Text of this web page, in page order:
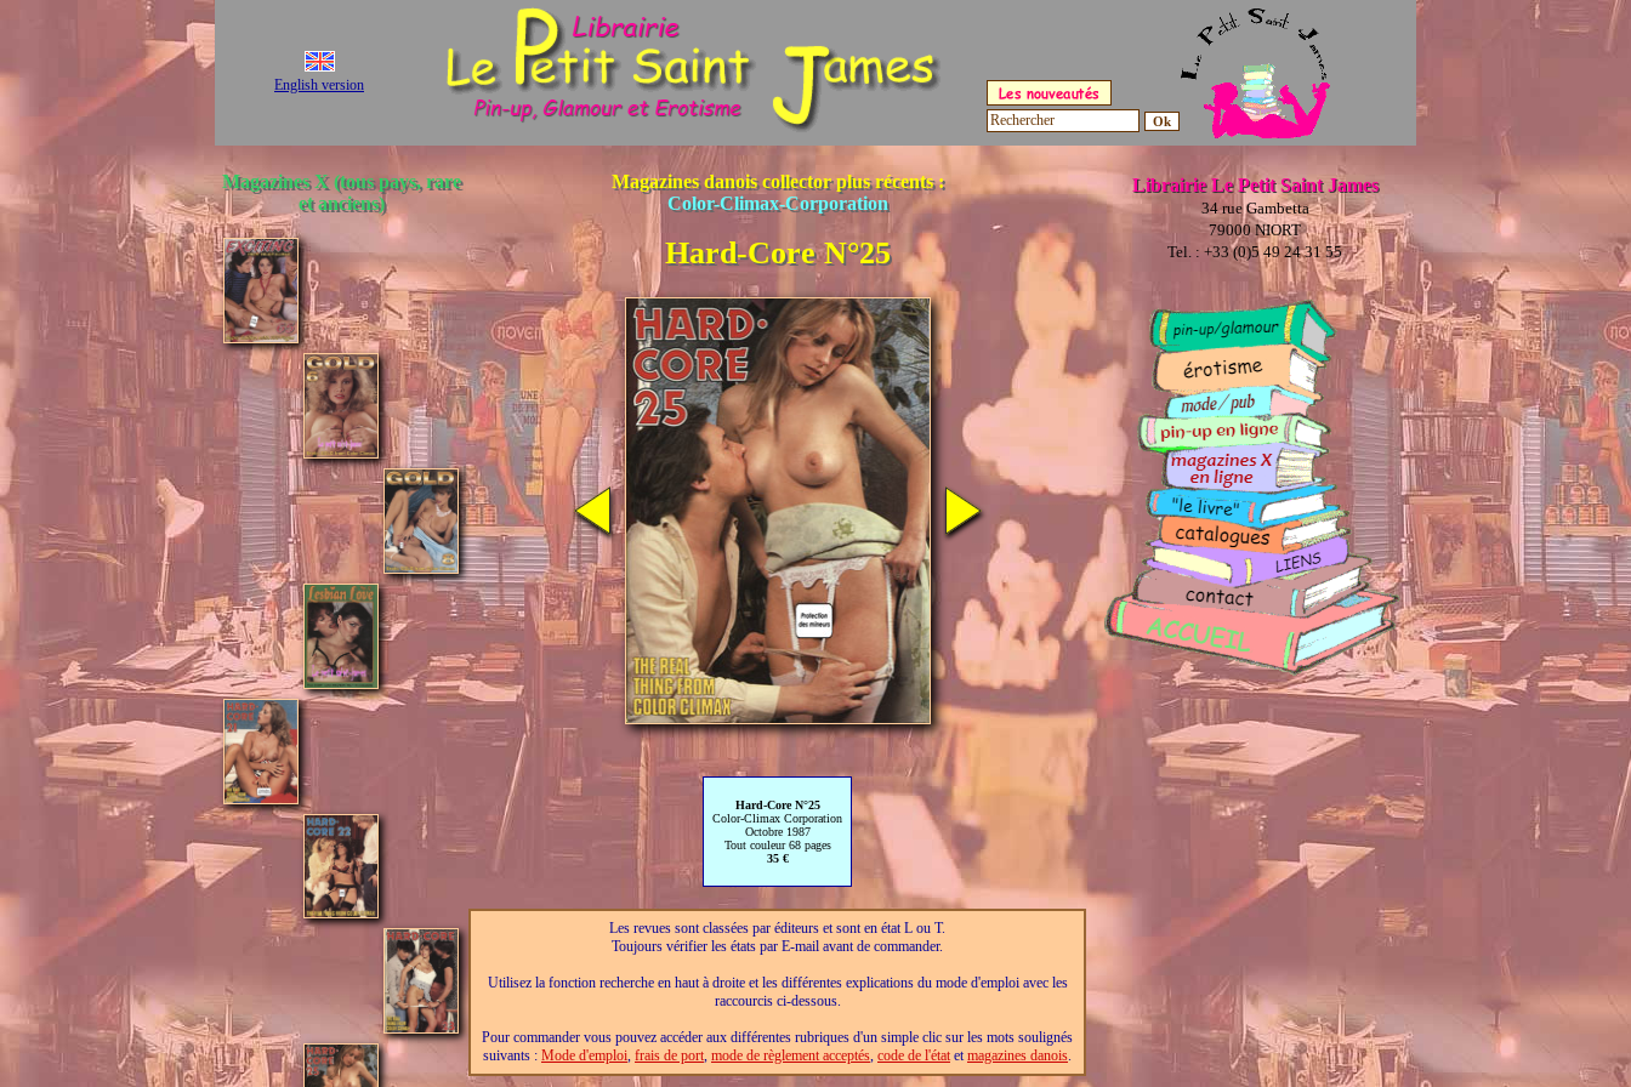
English version
Librairie Le Petit Saint James
34 rue Gambetta
79000 NIORT
Tel. : +33 (0)5 49 24 31 55
Magazines X (tous pays, rare
et anciens)
Magazines danois collector plus récents :
Color-Climax-Corporation
Hard-Core N°25
Hard-Core N°25
Color-Climax Corporation
Octobre 1987
Tout couleur 68 pages
35 €
Les revues sont classées par éditeurs et sont en état L ou T.
Toujours vérifier les états par E-mail avant de commander.
Utilisez la fonction recherche en haut à droite et les différentes explications du mode d'emploi avec les
raccourcis ci-dessous.
Pour commander vous pouvez accéder aux différentes rubriques d'un simple clic sur les mots soulignés
suivants : Mode d'emploi, frais de port, mode de règlement acceptés, code de l'état etmagazines danois.